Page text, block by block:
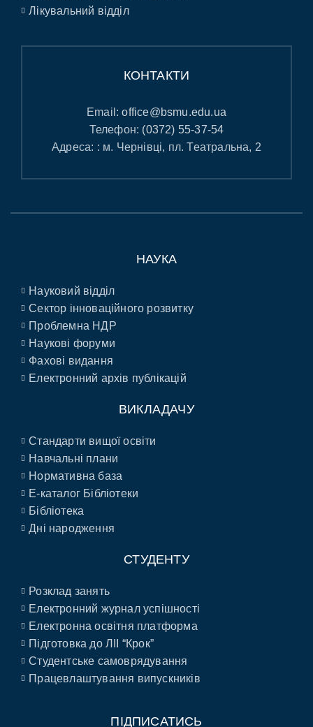
Лікувальний відділ
КОНТАКТИ
Email:office@bsmu.edu.ua
Телефон: (0372) 55-37-54
Адреса: : м. Чернівці, пл. Театральна, 2
НАУКА
Науковий відділ
Сектор інноваційного розвитку
Проблемна НДР
Наукові форуми
Фахові видання
Електронний архів публікацій
ВИКЛАДАЧУ
Стандарти вищої освіти
Навчальні плани
Нормативна база
E-каталог Бібліотеки
Бібліотека
Дні народження
СТУДЕНТУ
Розклад занять
Електронний журнал успішності
Електронна освітня платформа
Підготовка до ЛІІ “Крок”
Студентське самоврядування
Працевлаштування випускників
ПІДПИСАТИСЬ